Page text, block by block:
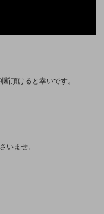
頂けると幸いです。
いませ。